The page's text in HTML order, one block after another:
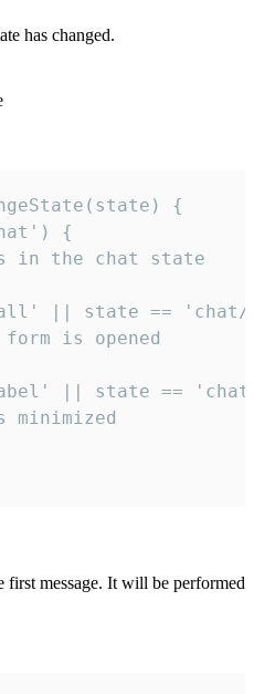
has changed.
{
{
in the chat state
|| state ==
is opened
|| state ==
minimized
first message. It will be performed